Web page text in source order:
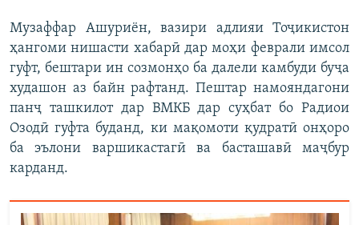
Музаффар Ашуриён, вазири адлияи Тоҷикистон
ҳангоми нишасти хабарӣ дар моҳи феврали имсол
гуфт, бештари ин созмонҳо ба далели камбуди буҷа
худашон аз байн рафтанд. Пештар намояндагони
панҷ ташкилот дар ВМКБ дар суҳбат бо Радиои
Озодӣ гуфта буданд, ки мақомоти қудратӣ онҳоро
ба эълони варшикастагӣ ва басташавӣ маҷбур
карданд.